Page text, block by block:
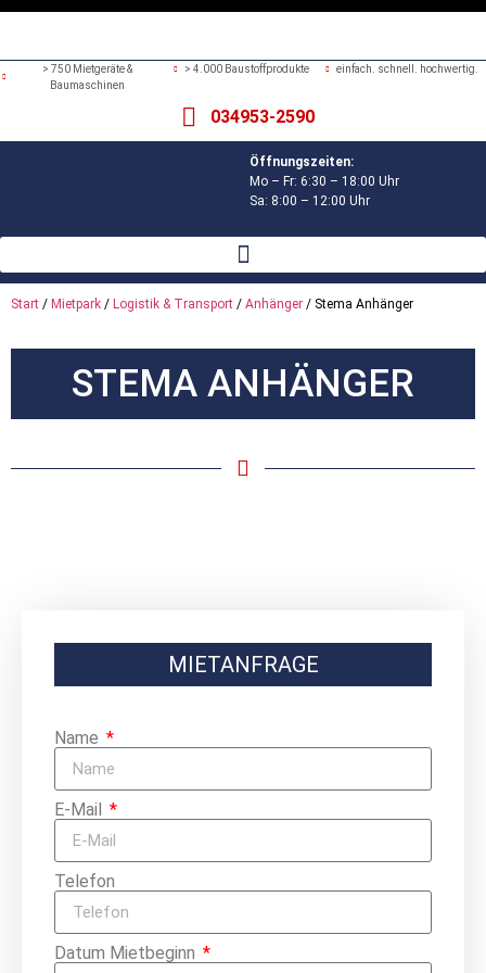
> 750 Mietgeräte &
Baumaschinen
> 4.000 Baustoffprodukte einfach. schnell. hochwertig.
034953-2590
Öffnungszeiten:
Mo – Fr: 6:30 – 18:00 Uhr
Sa: 8:00 – 12:00 Uhr
Start / Mietpark / Logistik & Transport / Anhänger / Stema Anhänger
STEMA ANHÄNGER
MIETANFRAGE
Name
E-Mail
Telefon
Datum Mietbeginn